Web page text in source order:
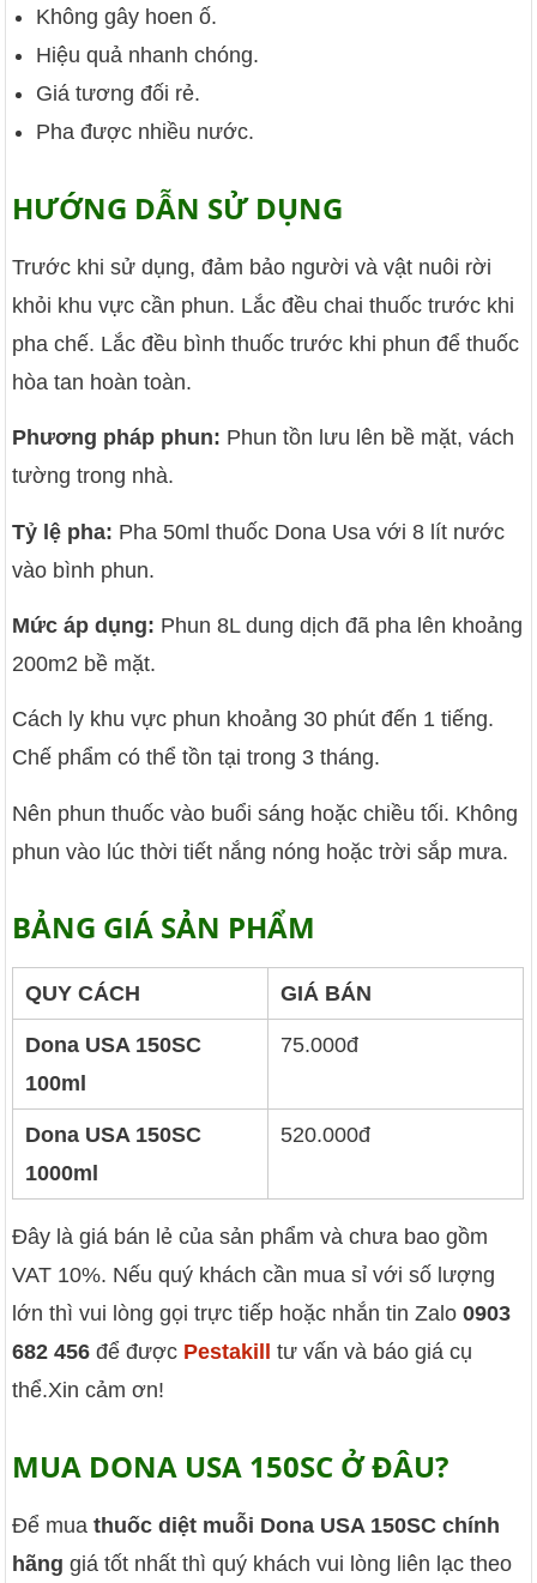
Không gây hoen ố.
Hiệu quả nhanh chóng.
Giá tương đối rẻ.
Pha được nhiều nước.
HƯỚNG DẪN SỬ DỤNG
Trước khi sử dụng, đảm bảo người và vật nuôi rời
khỏi khu vực cần phun. Lắc đều chai thuốc trước khi
pha chế. Lắc đều bình thuốc trước khi phun để thuốc
hòa tan hoàn toàn.
Phương pháp phun: Phun tồn lưu lên bề mặt, vách
tường trong nhà.
Tỷ lệ pha: Pha 50ml thuốc Dona Usa với 8 lít nước
vào bình phun.
Mức áp dụng: Phun 8L dung dịch đã pha lên khoảng
200m2 bề mặt.
Cách ly khu vực phun khoảng 30 phút đến 1 tiếng.
Chế phẩm có thể tồn tại trong 3 tháng.
Nên phun thuốc vào buổi sáng hoặc chiều tối. Không
phun vào lúc thời tiết nắng nóng hoặc trời sắp mưa.
BẢNG GIÁ SẢN PHẨM
QUY CÁCH GIÁ BÁN
Dona USA 150SC
100ml
75.000đ
Dona USA 150SC
1000ml
520.000đ
Đây là giá bán lẻ của sản phẩm và chưa bao gồm
VAT 10%. Nếu quý khách cần mua sỉ với số lượng
lớn thì vui lòng gọi trực tiếp hoặc nhắn tin Zalo0903
682 456 để được Pestakill
tư vấn và báo giá cụ
thể.Xin cảm ơn!
MUA DONA USA 150SC Ở ĐÂU?
Để mua thuốc diệt muỗi Dona USA 150SC chính
hãng giá tốt nhất thì quý khách vui lòng liên lạc theo